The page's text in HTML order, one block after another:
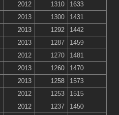
2012 1310
1633
2013 1300
1431
2013 1292
1442
2013 1287
1459
2012 1270
1481
2013 1260
1470
2013 1258
1573
2012 1253
1515
2012 1237
1450